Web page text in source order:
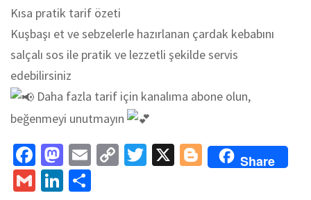
Kısa pratik tarif özeti
Kuşbaşı et ve sebzelerle hazırlanan çardak kebabını
salçalı sos ile pratik ve lezzetli şekilde servis
edebilirsiniz
Daha fazla tarif için kanalıma abone olun,
beğenmeyi unutmayın
Fa
ce
M
as
E
C
T
X
Bl
o
Share
G
Li